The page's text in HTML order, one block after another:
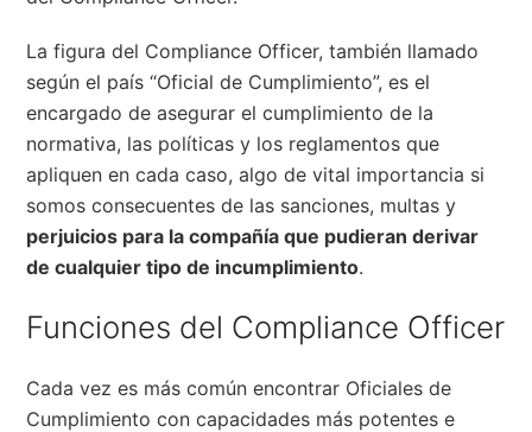
La figura del Compliance Officer, también llamado
según el país “Oficial de Cumplimiento”, es el
encargado de asegurar el cumplimiento de la
normativa, las políticas y los reglamentos que
apliquen en cada caso, algo de vital importancia si
somos consecuentes de las sanciones, multas y
perjuicios para la compañía que pudieran derivar
de cualquier tipo de incumplimiento.
Funciones del Compliance Officer
Cada vez es más común encontrar Oficiales de
Cumplimiento con capacidades más potentes e